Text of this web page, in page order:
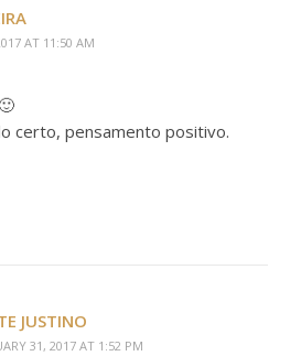
AT 11:50 AM
certo, pensamento positivo.
JUSTINO
31, 2017 AT 1:52 PM